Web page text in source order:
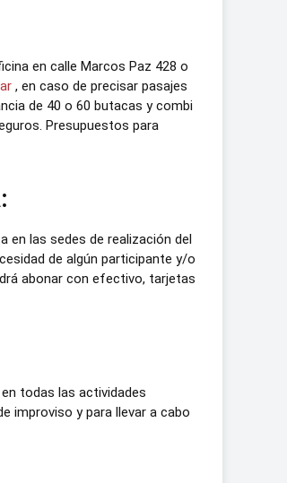
en calle Marcos Paz 428 o
, en caso de precisar pasajes
de 40 o 60 butacas y combi
Presupuestos para
en las sedes de realización del
de algún participante y/o
abonar con efectivo, tarjetas
todas las actividades
improviso y para llevar a cabo